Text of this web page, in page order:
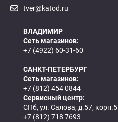
tver@katod.ru
ВЛАДИМИР
Сеть магазинов:
+7 (4922) 60-31-60
САНКТ-ПЕТЕРБУРГ
Сеть магазинов:
+7 (812) 454 0844
Сервисный центр:
СПб, ул. Салова, д.57, корп.5
+7 (812) 718 7693